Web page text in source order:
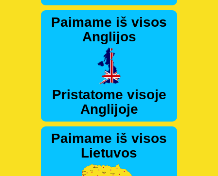
Paimame iš visos
Anglijos
Pristatome visoje
Anglijoje
Paimame iš visos
Lietuvos